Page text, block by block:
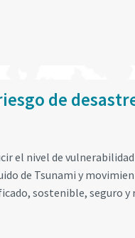
de
el nivel de
de Tsunami y
sostenible, seguro